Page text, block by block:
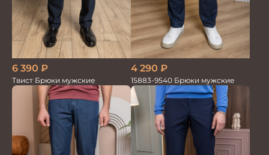
6 390 ₽
Твист Брюки мужские
4 290 ₽
15883-9540 Брюки мужские